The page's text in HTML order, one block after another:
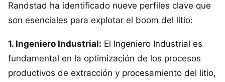
Randstad ha identificado nueve perfiles clave que
son esenciales para explotar el boom del litio:
1. Ingeniero Industrial: El Ingeniero Industrial es
fundamental en la optimización de los procesos
productivos de extracción y procesamiento del litio,